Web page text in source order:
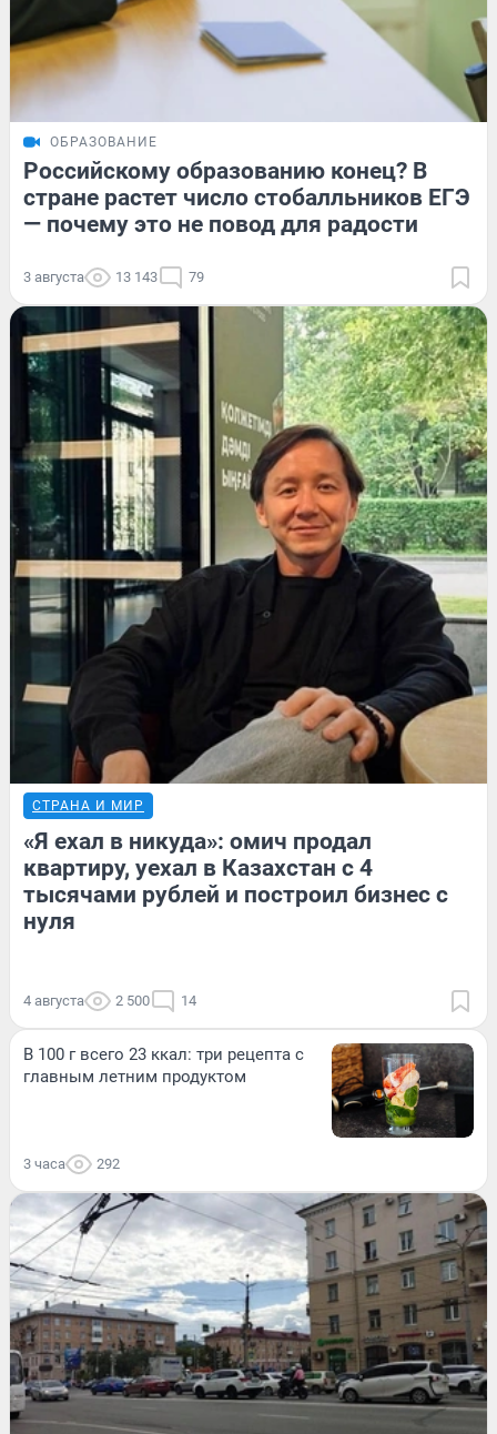
ОБРАЗОВАНИЕ
Российскому образованию конец? В
стране растет число стобалльников ЕГЭ
— почему это не повод для радости
3 августа 13 143 79
СТРАНА И МИР
«Я ехал в никуда»: омич продал
квартиру, уехал в Казахстан с 4
тысячами рублей и построил бизнес с
нуля
4 августа 2 500 14
В 100 г всего 23 ккал: три рецепта с
главным летним продуктом
3 часа 292